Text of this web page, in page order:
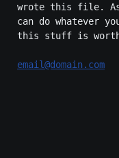
wrote this file.
can do whatever
this stuff is worth
email@domain.com